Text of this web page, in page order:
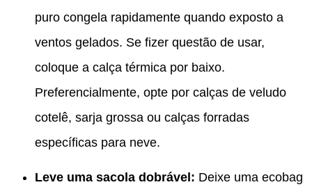
puro congela rapidamente quando exposto a
ventos gelados. Se fizer questão de usar,
coloque a calça térmica por baixo.
Preferencialmente, opte por calças de veludo
cotelê, sarja grossa ou calças forradas
específicas para neve.
Leve uma sacola dobrável: Deixe uma ecobag